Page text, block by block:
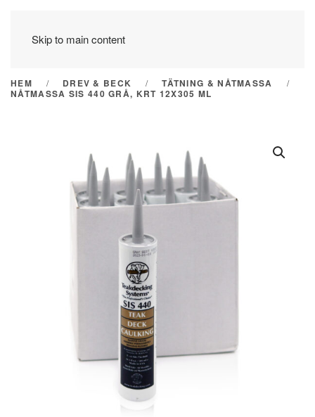
Skip to main content
HEM DREV & BECK
TÄTNING & NÅTMASSA
NÅTMASSA SIS 440 GRÅ, KRT 12X305 ML